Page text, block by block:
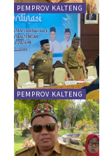
PEMPROV KALTENG
PEMPROV KALTENG